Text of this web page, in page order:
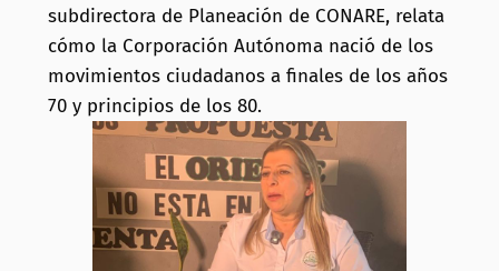
subdirectora de Planeación de CONARE, relata
cómo la Corporación Autónoma nació de los
movimientos ciudadanos a finales de los años
70 y principios de los 80.